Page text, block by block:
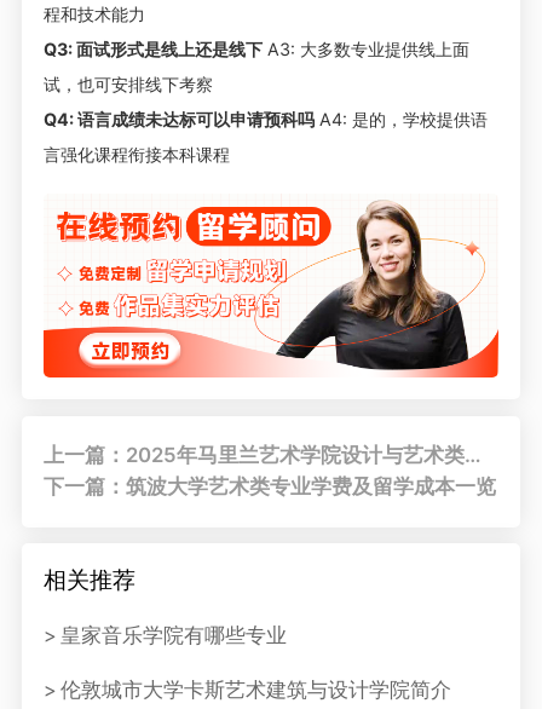
程和技术能力
Q3: 面试形式是线上还是线下A3: 大多数专业提供线上面
试，也可安排线下考察
Q4: 语言成绩未达标可以申请预科吗A4: 是的，学校提供语
言强化课程衔接本科课程
上一篇：2025年马里兰艺术学院设计与艺术类专业作品集要求
下一篇：筑波大学艺术类专业学费及留学成本一览
相关推荐
皇家音乐学院有哪些专业
伦敦城市大学卡斯艺术建筑与设计学院简介